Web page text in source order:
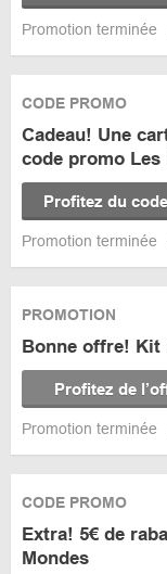
Promotion terminée
CODE PROMO
Cadeau! Une
code promo Les
Profitez du code
Promotion terminée
PROMOTION
Bonne offre! Kit
Profitez de
Promotion terminée
CODE PROMO
Extra! 5€ de
Mondes